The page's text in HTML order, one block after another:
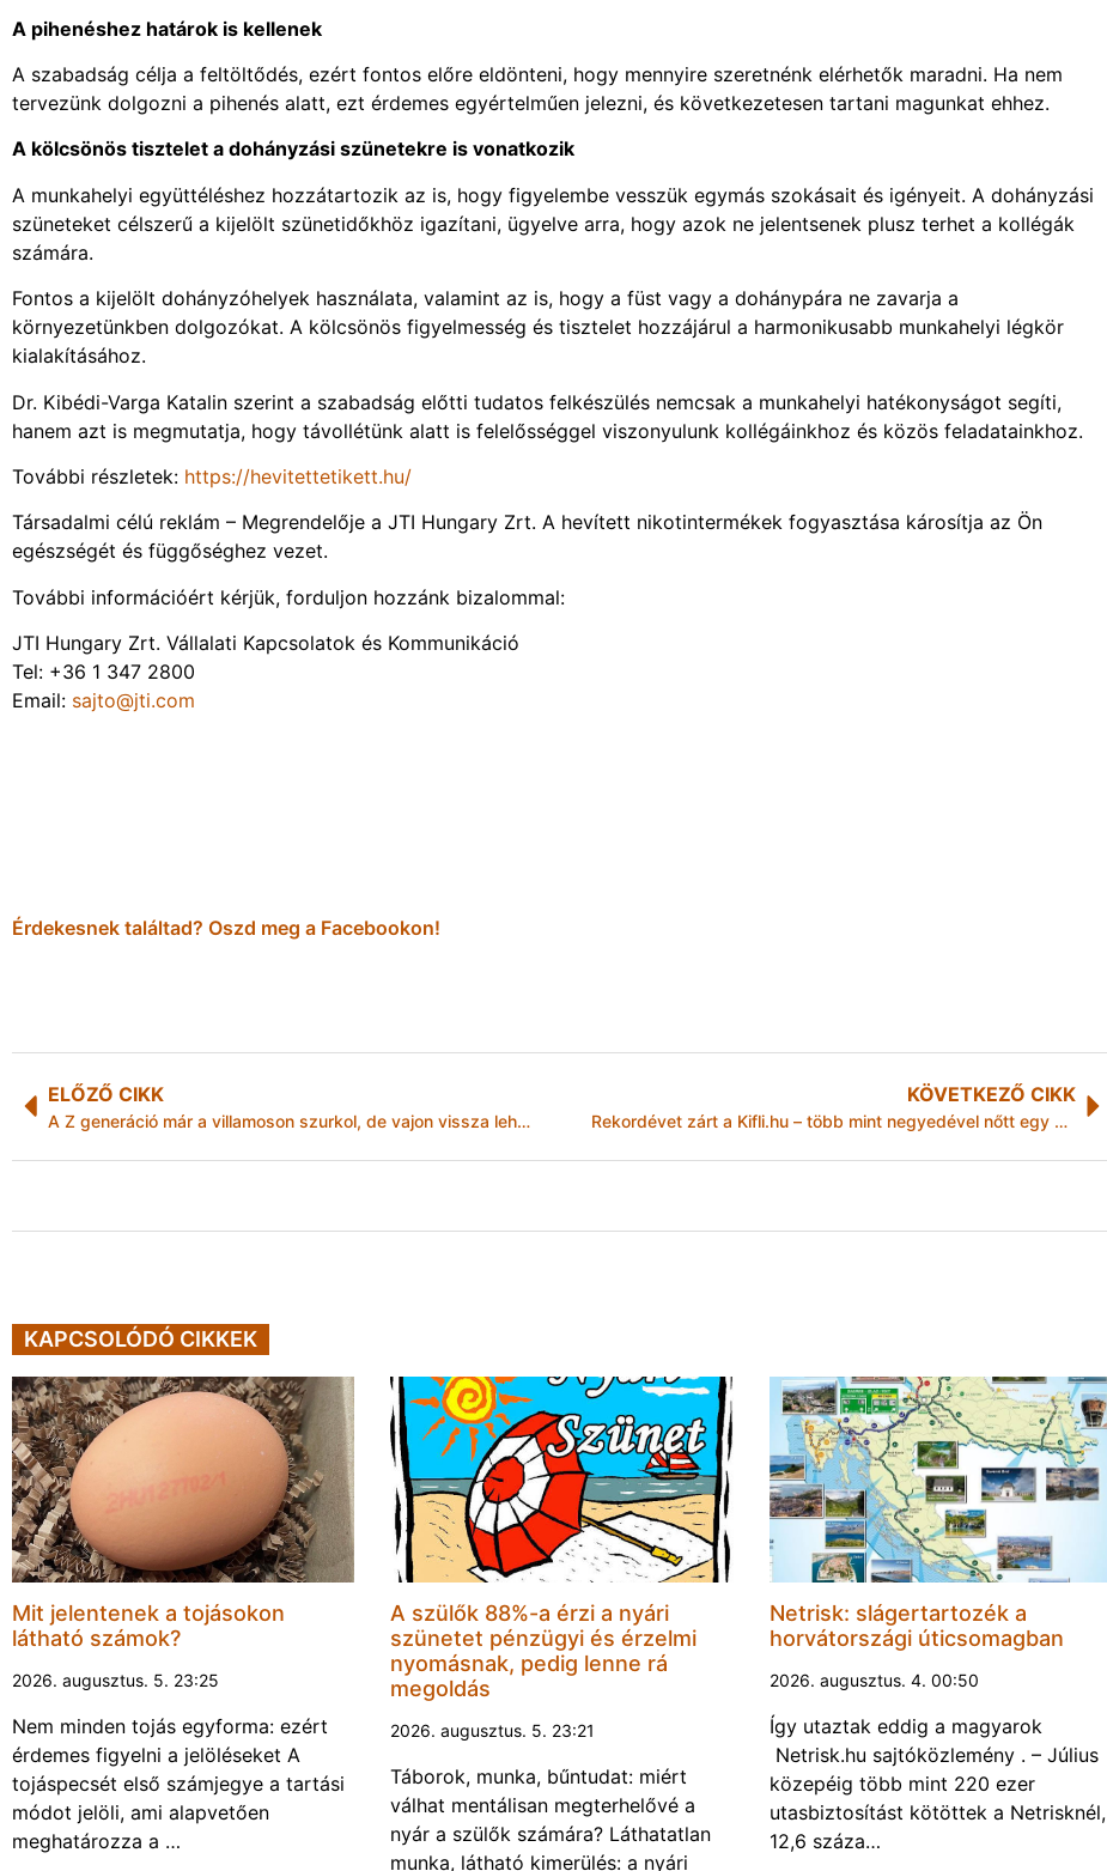
A pihenéshez határok is kellenek
A szabadság célja a feltöltődés, ezért fontos előre eldönteni, hogy mennyire szeretnénk elérhetők maradni. Ha nem
tervezünk dolgozni a pihenés alatt, ezt érdemes egyértelműen jelezni, és következetesen tartani magunkat ehhez.
A kölcsönös tisztelet a dohányzási szünetekre is vonatkozik
A munkahelyi együttéléshez hozzátartozik az is, hogy figyelembe vesszük egymás szokásait és igényeit. A dohányzási
szüneteket célszerű a kijelölt szünetidőkhöz igazítani, ügyelve arra, hogy azok ne jelentsenek plusz terhet a kollégák
számára.
Fontos a kijelölt dohányzóhelyek használata, valamint az is, hogy a füst vagy a dohánypára ne zavarja a
környezetünkben dolgozókat. A kölcsönös figyelmesség és tisztelet hozzájárul a harmonikusabb munkahelyi légkör
kialakításához.
Dr. Kibédi-Varga Katalin szerint a szabadság előtti tudatos felkészülés nemcsak a munkahelyi hatékonyságot segíti,
hanem azt is megmutatja, hogy távollétünk alatt is felelősséggel viszonyulunk kollégáinkhoz és közös feladatainkhoz.
További részletek: https://hevitettetikett.hu/
Társadalmi célú reklám – Megrendelője a JTI Hungary Zrt. A hevített nikotintermékek fogyasztása károsítja az Ön
egészségét és függőséghez vezet.
További információért kérjük, forduljon hozzánk bizalommal:
JTI Hungary Zrt. Vállalati Kapcsolatok és Kommunikáció
Tel: +36 1 347 2800
Email: sajto@jti.com
Érdekesnek találtad? Oszd meg a Facebookon!
ELŐZŐ CIKK
A Z generáció már a villamoson szurkol, de vajon vissza lehet csábítani őket a kanapék elé? Az LG válaszol a modern sportfogyasztás kihívásaira
KÖVETKEZŐ CIKK
Rekordévet zárt a Kifli.hu – több mint negyedével nőtt egy év alatt az online szupermarket
KAPCSOLÓDÓ CIKKEK
Mit jelentenek a tojásokon
látható számok?
2026. augusztus. 5. 23:25
Nem minden tojás egyforma: ezért
érdemes figyelni a jelöléseket A
tojáspecsét első számjegye a tartási
módot jelöli, ami alapvetően
meghatározza a …
A szülők 88%-a érzi a nyári
szünetet pénzügyi és érzelmi
nyomásnak, pedig lenne rá
megoldás
2026. augusztus. 5. 23:21
Táborok, munka, bűntudat: miért
válhat mentálisan megterhelővé a
nyár a szülők számára? Láthatatlan
munka, látható kimerülés: a nyári
Netrisk: slágertartozék a
horvátországi úticsomagban
2026. augusztus. 4. 00:50
Így utaztak eddig a magyarok
Netrisk.hu sajtóközlemény . – Július
közepéig több mint 220 ezer
utasbiztosítást kötöttek a Netrisknél,
12,6 száza…